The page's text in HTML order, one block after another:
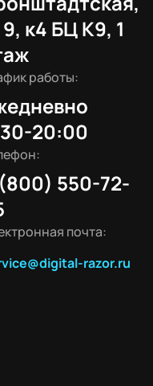
к4 БЦ К9, 1
работы:
20:00
550-72-
почта:
razor.ru